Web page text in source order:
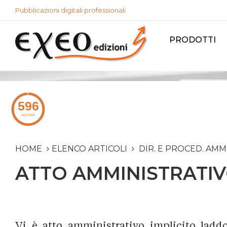
Pubblicazioni digitali professionali
PRODOTTI
HOME ELENCO ARTICOLI DIR. E PROCED.
ATTO